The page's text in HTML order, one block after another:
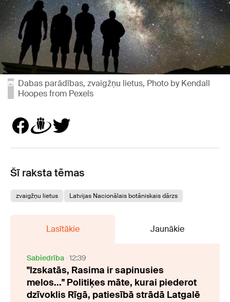
Dabas parādības, zvaigžņu lietus, Photo by Kendall
Hoopes from Pexels
Šī raksta tēmas
zvaigžņu lietus Latvijas Nacionālais botāniskais dārzs
Lasītākie Jaunākie
Sabiedrība 12:39
"Izskatās, Rasima ir sapinusies
melos..." Politiķes māte, kurai piederot
dzīvoklis Rīgā, patiesībā strādā Latgalē